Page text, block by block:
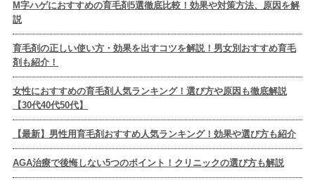
M字ハゲにおすすめの育毛剤5選徹底比較！効果や対策方法、原因を解
説
育毛剤の正しい使い方・効果を出すコツを解説！男女別おすすめ育毛
剤も紹介！
女性におすすめの育毛剤人気ランキング！選び方や原因も徹底解説
【30代40代50代】
【最新】男性用育毛剤おすすめ人気ランキング！効果や選び方も紹介
AGA治療で後悔しない5つのポイント！クリニックの選び方も解説